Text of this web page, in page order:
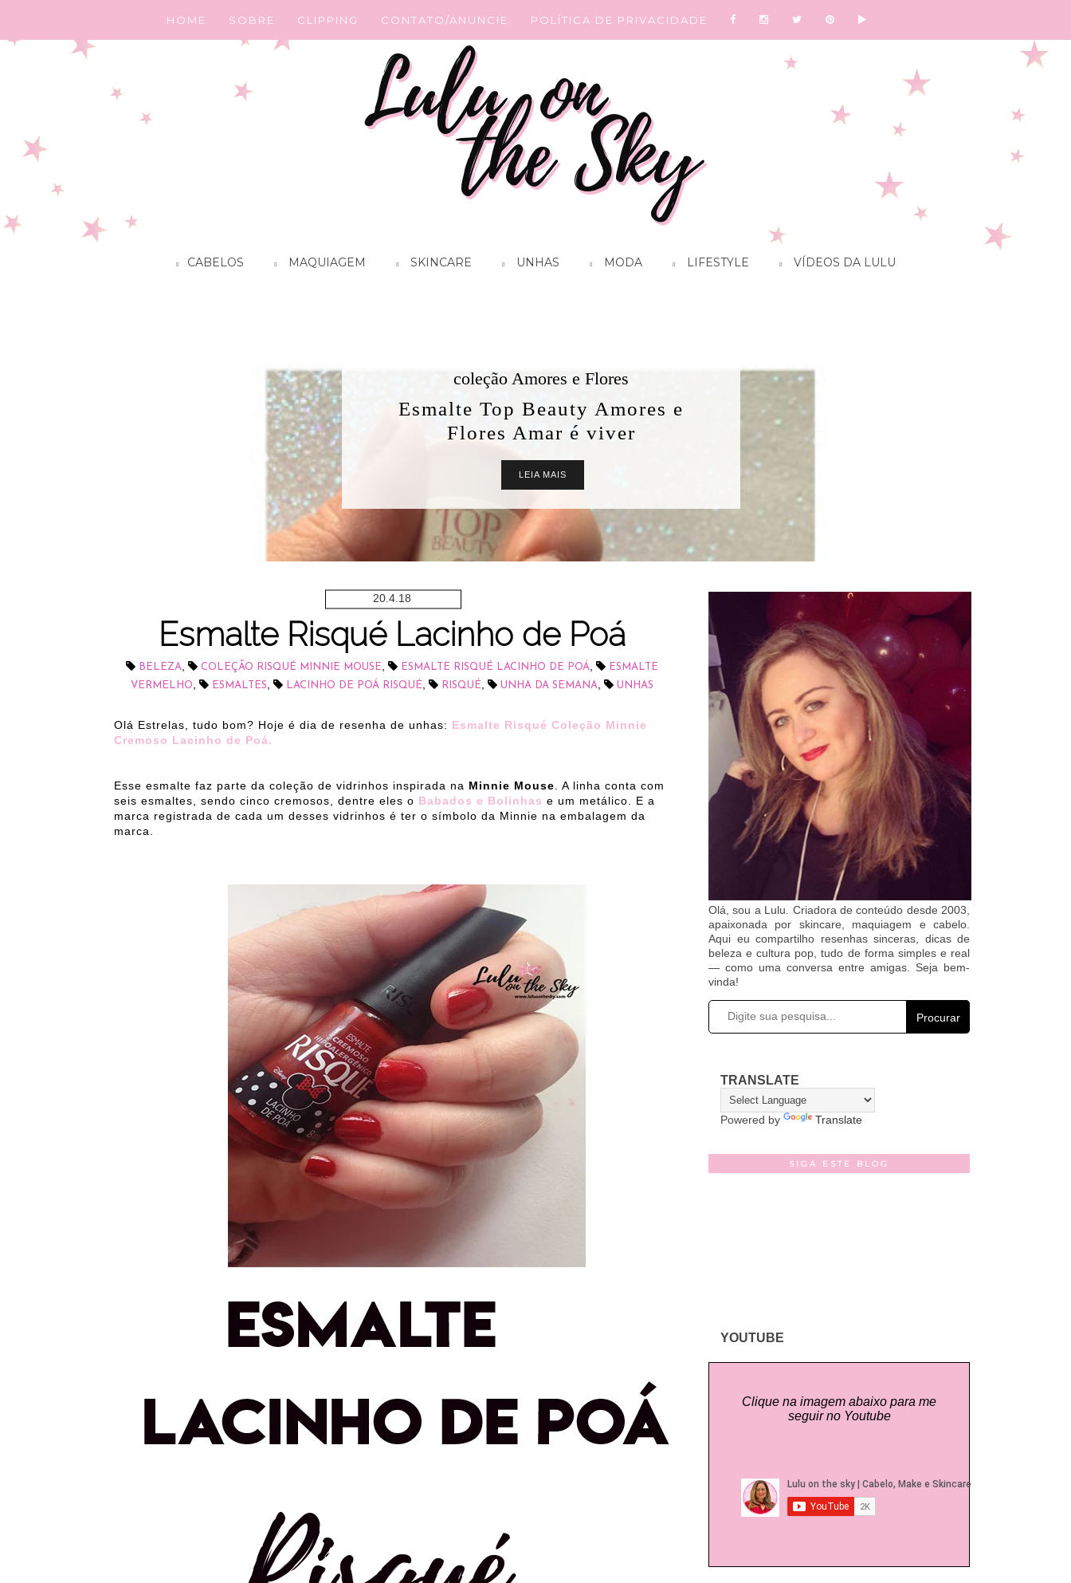
HOME SOBRE CLIPPING CONTATO/ANUNCIE POLÍTICA DE PRIVACIDADE
CABELOS MAQUIAGEM SKINCARE UNHAS MODA LIFESTYLE VÍDEOS DA LULU
coleção Amores e Flores
Esmalte Top Beauty Amores e
Flores Amar é viver
LEIA MAIS
20.4.18
Esmalte Risqué Lacinho de Poá
BELEZA COLEÇÃO RISQUÉ MINNIE MOUSE ESMALTE RISQUÉ LACINHO DE POÁ
ESMALTE
VERMELHO
ESMALTES LACINHO DE POÁ RISQUÉ RISQUÉ UNHA DA SEMANA UNHAS
Olá Estrelas, tudo bom? Hoje é dia de resenha de unhas: Esmalte Risqué Coleção Minnie
Cremoso Lacinho de Poá.
Esse esmalte faz parte da coleção de vidrinhos inspirada na Minnie Mouse . A linha conta com
seis esmaltes, sendo cinco cremosos, dentre eles o Babados e Bolinhas e um metálico. E a
marca registrada de cada um desses vidrinhos é ter o símbolo da Minnie na embalagem da
marca.
Olá, sou a Lulu. Criadora de conteúdo desde 2003,
apaixonada por skincare, maquiagem e cabelo.
Aqui eu compartilho resenhas sinceras, dicas de
beleza e cultura pop, tudo de forma simples e real
— como uma conversa entre amigas. Seja bem-
vinda!
Procurar
TRANSLATE
Powered by Translate
SIGA ESTE BLOG
YOUTUBE
Clique na imagem abaixo para me
seguir no Youtube